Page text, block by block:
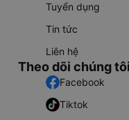
Tuyển dụng
Tin tức
Liên hệ
Theo dõi chúng
Facebook
Tiktok